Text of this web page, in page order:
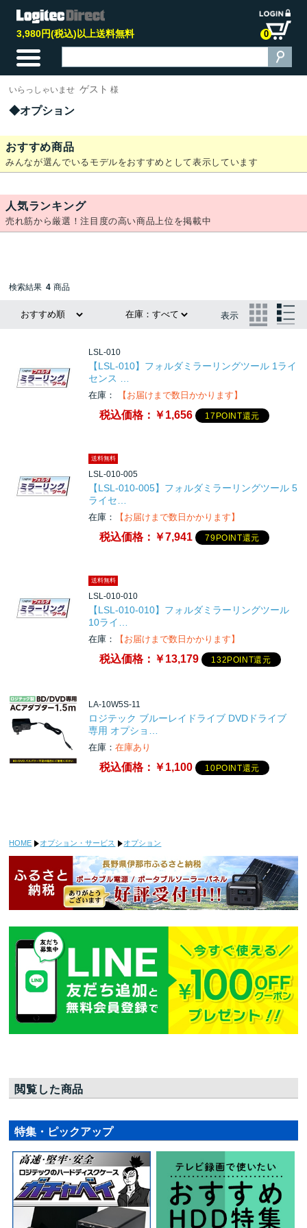
3,980円(税込)以上送料無料 0
いらっしゃいませ ゲスト 様
オプション
おすすめ商品
みんなが選んでいるモデルをおすすめとして表示しています
人気ランキング
売れ筋から厳選！注目度の高い商品上位を掲載中
表示
検索結果 4 商品
LSL-010
【LSL-010】フォルダミラーリングツール 1ライ
センス …
在庫： 【お届けまで数日かかります】
税込価格： ￥1,656 17POINT還元
送料無料
LSL-010-005
【LSL-010-005】フォルダミラーリングツール 5
ライセ…
在庫： 【お届けまで数日かかります】
税込価格： ￥7,941 79POINT還元
送料無料
LSL-010-010
【LSL-010-010】フォルダミラーリングツール
10ライ…
在庫： 【お届けまで数日かかります】
税込価格： ￥13,179 132POINT還元
LA-10W5S-11
ロジテック ブルーレイドライブ DVDドライブ
専用 オプショ…
在庫： 在庫あり
税込価格： ￥1,100 10POINT還元
HOME オプション・サービス オプション
閲覧した商品
特集・ピックアップ